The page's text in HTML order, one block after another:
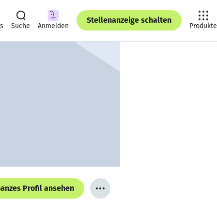
Suche Anmelden
Stellenanzeige schalten
Produkte
Profil ansehen